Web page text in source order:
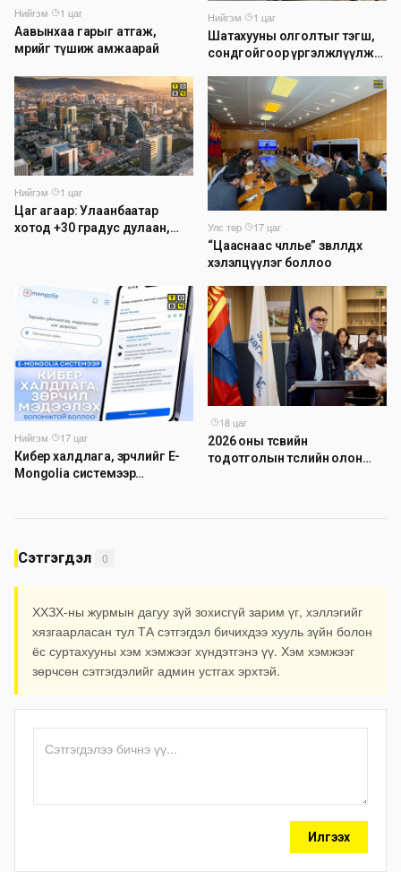
Нийгэм·
1 цаг
Аавынхаа гарыг атгаж,
мөрийг түшиж амжаарай
Нийгэм·
1 цаг
Шатахууны олголтыг тэгш,
сондгойгоор үргэлжлүүлж
Нийгэм·
1 цаг
Цаг агаар: Улаанбаатар
хотод +30 градус дулаан,
Улс төр·
17 цаг
“Цааснаас чөлөөлье” зөвлөлдөх
хэлэлцүүлэг боллоо
Нийгэм·
17 цаг
Кибер халдлага, зөрчлийг E-
Mongolia системээр
·
18 цаг
2026 оны төсвийн
тодотголын төслийн олон
Сэтгэгдэл 0
ХХЗХ-ны журмын дагуу зүй зохисгүй зарим үг, хэллэгийг
хязгаарласан тул ТА сэтгэгдэл бичихдээ хууль зүйн болон
ёс суртахууны хэм хэмжээг хүндэтгэнэ үү. Хэм хэмжээг
зөрчсөн сэтгэгдэлийг админ устгах эрхтэй.
Илгээх